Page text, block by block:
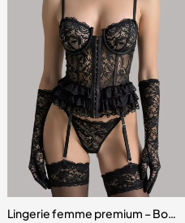
ajustée et broderie florale
Lingerie femme premium –